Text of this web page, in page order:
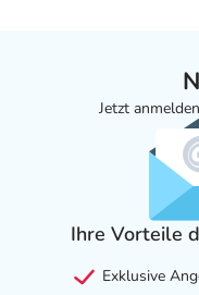
Jetzt
Ihre Vorteile
Exklusive